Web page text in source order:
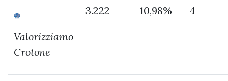
Valorizziamo
Crotone
3.222 10,98% 4